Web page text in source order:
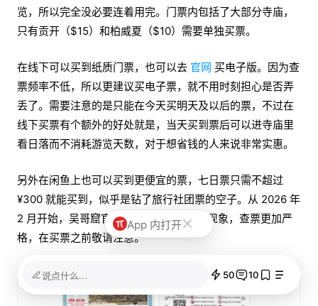
览，所以完全没必要连着用完。门票内包括了大部分寺庙，
只有贡开（$15）和柏威夏（$10）需要单独买票。
在线下可以买到纸质门票，也可以去 官网 买电子版。因为查
票频率不低，所以更建议买电子票，就不用时刻担心是否弄
丢了。需要注意的是只能在今天买明天及以后的票，不过在
线下买票有个额外的好处就是，当天买到票后可以进寺庙里
看日落而不消耗游览天数，对于想省钱的人来说非常实惠。
另外在闲鱼上也可以买到更便宜的票，七日票只需不超过
¥300 就能买到，似乎是钻了旅行社团票的空子。从 2026 年
2 月开始，吴哥窟官方似乎注意到了这个现象，查票更加严
格，在买票之前敬请注意。
说点什么... 50 10
App 内打开